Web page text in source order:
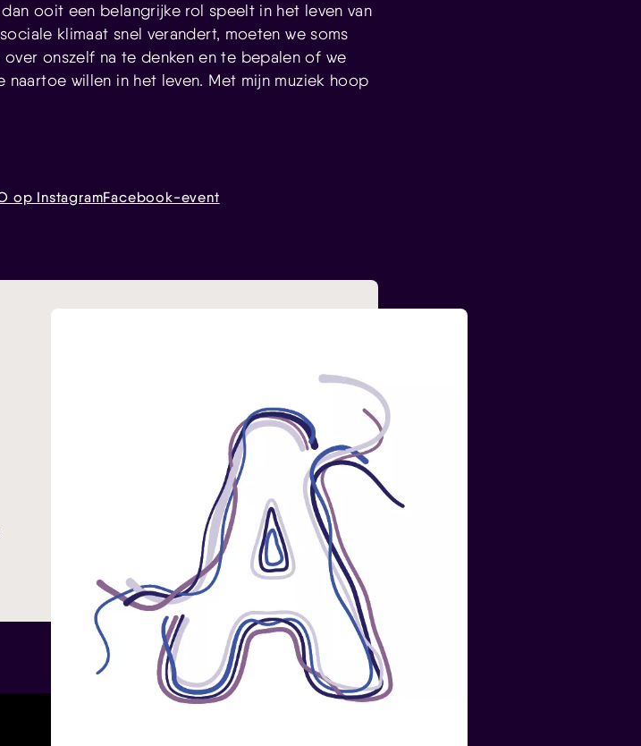
ooit een belangrijke rol speelt in het leven van
klimaat snel verandert, moeten we soms
onszelf na te denken en te bepalen of we
naartoe willen in het leven. Met mijn muziek hoop
op InstagramFacebook-event